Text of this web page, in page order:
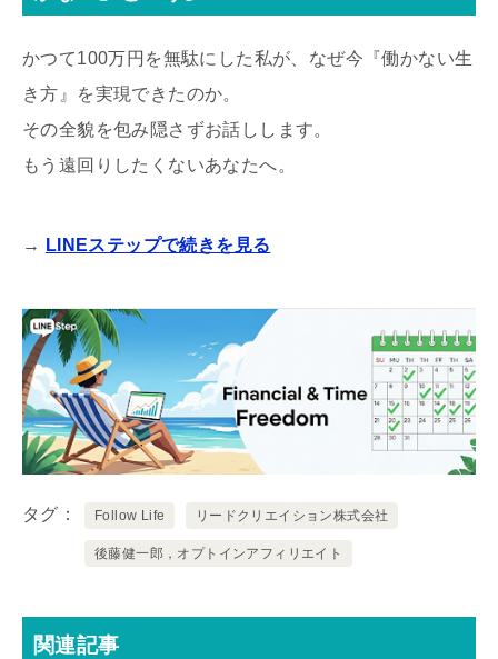
かつて100万円を無駄にした私が、なぜ今『働かない生
き方』を実現できたのか。
その全貌を包み隠さずお話しします。
もう遠回りしたくないあなたへ。
→ LINEステップで続きを見る
タグ Follow Life リードクリエイション株式会社
後藤健一郎，オプトインアフィリエイト
関連記事